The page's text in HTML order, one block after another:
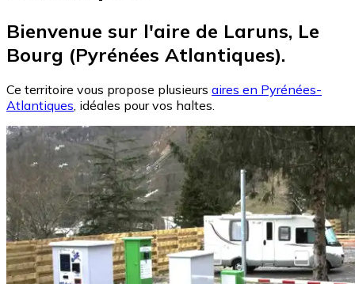
Bienvenue sur l'aire de Laruns, Le
Bourg (Pyrénées Atlantiques).
Ce territoire vous propose plusieurs aires en Pyrénées-
Atlantiques, idéales pour vos haltes.